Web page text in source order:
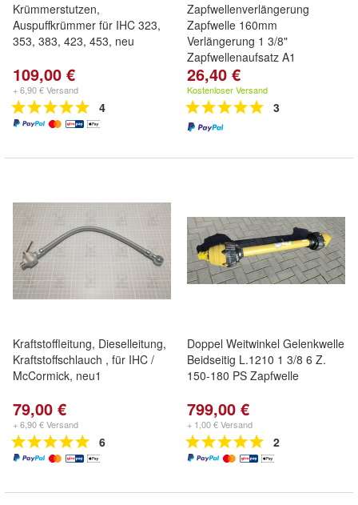
Krümmerstutzen,
Auspuffkrümmer für IHC 323,
353, 383, 423, 453, neu
109,00 €
+ 6,90 € Versand
4
Zapfwellenverlängerung
Zapfwelle 160mm
Verlängerung 1 3/8"
Zapfwellenaufsatz A1
26,40 €
Kostenloser Versand
3
Kraftstoffleitung, Dieselleitung,
Kraftstoffschlauch , für IHC /
McCormick, neu1
79,00 €
+ 6,90 € Versand
6
Doppel Weitwinkel Gelenkwelle
Beidseitig L.1210 1 3/8 6 Z.
150-180 PS Zapfwelle
799,00 €
+ 1,00 € Versand
2